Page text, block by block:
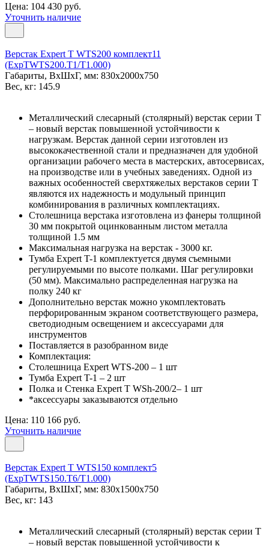
Цена: 104 430 руб.
Уточнить наличие
Верстак Expert T WTS200 комплект11
(ExpTWTS200.T1/T1.000)
Габариты, ВxШxГ, мм: 830x2000x750
Вес, кг: 145.9
Металлический слесарный (столярный) верстак серии T
– новый верстак повышенной устойчивости к
нагрузкам. Верстак данной серии изготовлен из
высококачественной стали и предназначен для удобной
организации рабочего места в мастерских, автосервисах,
на производстве или в учебных заведениях. Одной из
важных особенностей сверхтяжелых верстаков серии T
являются их надежность и модульный принцип
комбинирования в различных комплектациях.
Столешница верстака изготовлена из фанеры толщиной
30 мм покрытой оцинкованным листом металла
толщиной 1.5 мм
Максимальная нагрузка на верстак - 3000 кг.
Тумба Expert T-1 комплектуется двумя съемными
регулируемыми по высоте полками. Шаг регулировки
(50 мм). Максимально распределенная нагрузка на
полку 240 кг
Дополнительно верстак можно укомплектовать
перфорированным экраном соответствующего размера,
светодиодным освещением и аксессуарами для
инструментов
Поставляется в разобранном виде
Комплектация:
Столешница Expert WTS-200 – 1 шт
Тумба Expert T-1 – 2 шт
Полка и Стенка Expert T WSh-200/2– 1 шт
*аксессуары заказываются отдельно
Цена: 110 166 руб.
Уточнить наличие
Верстак Expert T WTS150 комплект5
(ExpTWTS150.T6/T1.000)
Габариты, ВxШxГ, мм: 830x1500x750
Вес, кг: 143
Металлический слесарный (столярный) верстак серии T
– новый верстак повышенной устойчивости к